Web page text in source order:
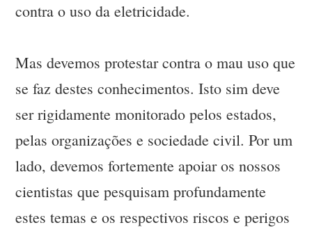
contra o uso da eletricidade.
Mas devemos protestar contra o mau uso que
se faz destes conhecimentos. Isto sim deve
ser rigidamente monitorado pelos estados,
pelas organizações e sociedade civil. Por um
lado, devemos fortemente apoiar os nossos
cientistas que pesquisam profundamente
estes temas e os respectivos riscos e perigos